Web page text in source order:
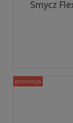
Smycz
promocja